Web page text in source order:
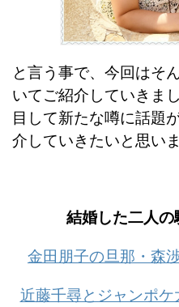
と言う事で、今回はそ
いてご紹介していきま
目して新たな噂に話題
介していきたいと思い
結婚した二人の
金田朋子の旦那・森
近藤千尋とジャンポケ